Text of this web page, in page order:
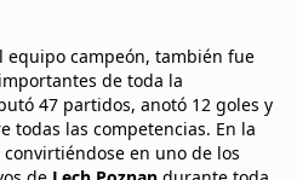
equipo campeón, también fue
de toda la
47 partidos, anotó 12 goles y
todas las competencias. En la
en uno de los